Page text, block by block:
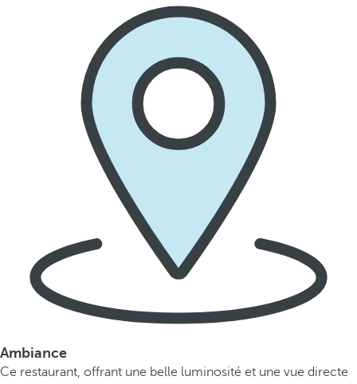
Ambiance
Ce restaurant, offrant une belle luminosité et une vue directe